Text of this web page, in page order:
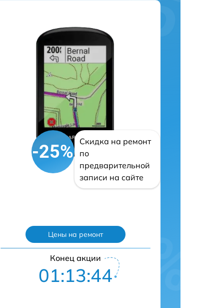
-25%
Скидка на ремонт
по
предварительной
записи на сайте
Цены на ремонт
Конец акции
01:13:43